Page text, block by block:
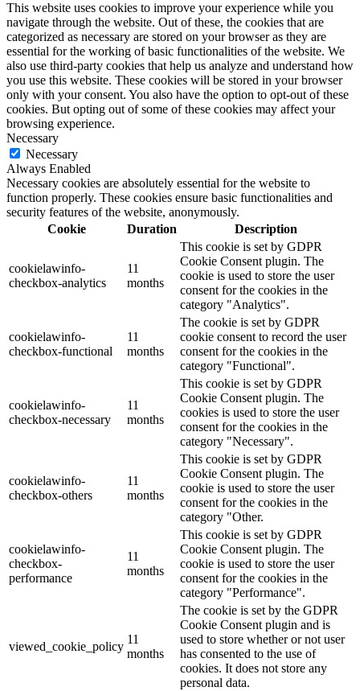
This website uses cookies to improve your experience while you
navigate through the website. Out of these, the cookies that are
categorized as necessary are stored on your browser as they are
essential for the working of basic functionalities of the website. We
also use third-party cookies that help us analyze and understand how
you use this website. These cookies will be stored in your browser
only with your consent. You also have the option to opt-out of these
cookies. But opting out of some of these cookies may affect your
browsing experience.
Necessary
Necessary
Always Enabled
Necessary cookies are absolutely essential for the website to
function properly. These cookies ensure basic functionalities and
security features of the website, anonymously.
Cookie
Duration Description
cookielawinfo-
checkbox-analytics
11
months
This cookie is set by GDPR
Cookie Consent plugin. The
cookie is used to store the user
consent for the cookies in the
category "Analytics".
cookielawinfo-
checkbox-functional
11
months
The cookie is set by GDPR
cookie consent to record the user
consent for the cookies in the
category "Functional".
cookielawinfo-
checkbox-necessary
11
months
This cookie is set by GDPR
Cookie Consent plugin. The
cookies is used to store the user
consent for the cookies in the
category "Necessary".
cookielawinfo-
checkbox-others
11
months
This cookie is set by GDPR
Cookie Consent plugin. The
cookie is used to store the user
consent for the cookies in the
category "Other.
cookielawinfo-
checkbox-
performance
11
months
This cookie is set by GDPR
Cookie Consent plugin. The
cookie is used to store the user
consent for the cookies in the
category "Performance".
viewed_cookie_policy
11
months
The cookie is set by the GDPR
Cookie Consent plugin and is
used to store whether or not user
has consented to the use of
cookies. It does not store any
personal data.